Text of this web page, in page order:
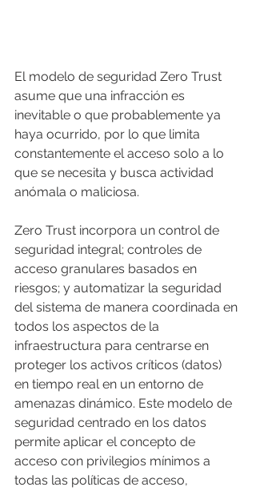
El modelo de seguridad Zero Trust
asume que una infracción es
inevitable o que probablemente ya
haya ocurrido, por lo que limita
constantemente el acceso solo a lo
que se necesita y busca actividad
anómala o maliciosa.
Zero Trust incorpora un control de
seguridad integral; controles de
acceso granulares basados ​​en
riesgos; y automatizar la seguridad
del sistema de manera coordinada en
todos los aspectos de la
infraestructura para centrarse en
proteger los activos críticos (datos)
en tiempo real en un entorno de
amenazas dinámico. Este modelo de
seguridad centrado en los datos
permite aplicar el concepto de
acceso con privilegios mínimos a
todas las políticas de acceso,